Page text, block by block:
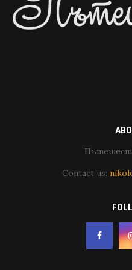
Contact us: